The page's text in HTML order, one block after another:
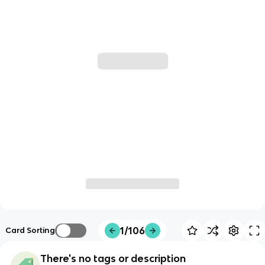
Card Sorting 1/106
There's no tags or description